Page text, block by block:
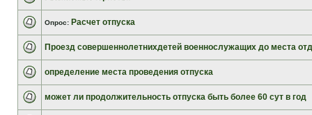
Опрос: Расчет отпуска
Проезд совершеннолетнихдетей военнослужащих до места
определение места проведения отпуска
может ли продолжительность отпуска быть более 60 сут в год